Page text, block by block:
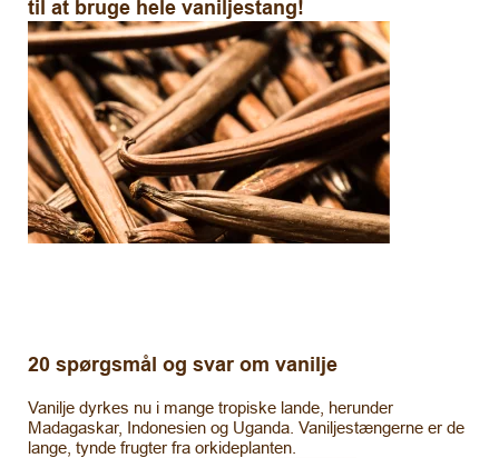
til at bruge hele vaniljestang!
20 spørgsmål og svar om vanilje
Vanilje dyrkes nu i mange tropiske lande, herunder
Madagaskar, Indonesien og Uganda. Vaniljestængerne er de
lange, tynde frugter fra orkideplanten.